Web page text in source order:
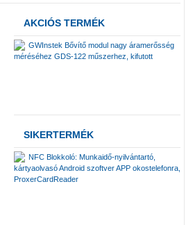
AKCIÓS TERMÉK
GWInstek Bővítő modul nagy áramerősség
méréséhez GDS-122 műszerhez, kifutott
SIKERTERMÉK
NFC Blokkoló: Munkaidő-nyilvántartó,
kártyaolvasó Android szoftver APP okostelefonra,
ProxerCardReader